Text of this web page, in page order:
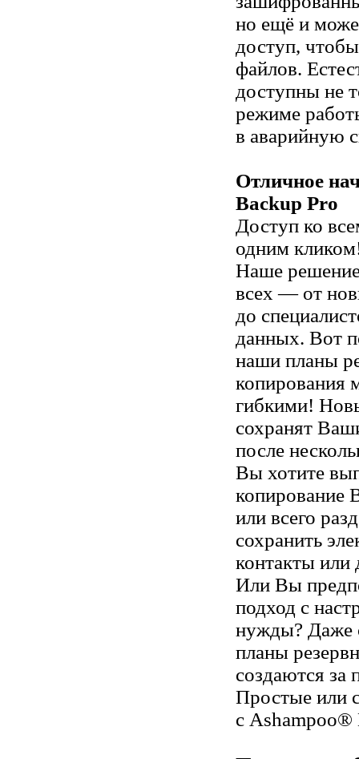
но ещё и
доступ,
файлов.
доступны не
режиме
в аварийную
Отличное
Backup Pro
Доступ ко
одним
Наше
всех — от
до
данных. Вот
наши планы
копирования
гибкими!
сохранят
после
Вы хотите
копирование
или всего
сохранить
контакты или
Или Вы
подход с
нужды? Даже
планы
создаются за
Простые или
с Ashampoo®